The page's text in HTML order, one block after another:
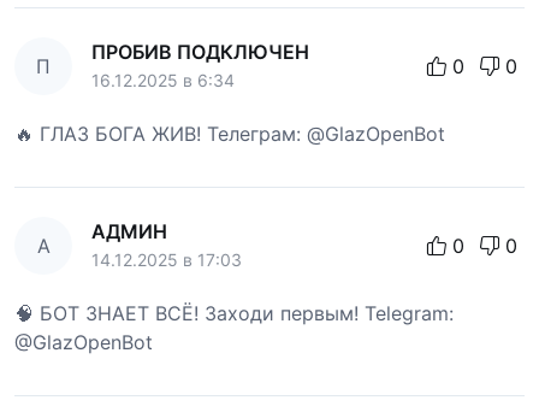
П
ПРОБИВ ПОДКЛЮЧЕН
16.12.2025 в 6:34
0 0
🔥 ГЛАЗ БОГА ЖИВ! Телеграм: @GlazOpenBot
А
АДМИН
14.12.2025 в 17:03
0 0
🧠 БОТ ЗНАЕТ ВСЁ! Заходи первым! Telegram:
@GlazOpenBot